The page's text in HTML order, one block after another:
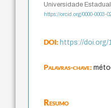
Universidade
https://orcid.org/0000-0003-
DOI:https://doi.org/
Palavras-chave:
Resumo